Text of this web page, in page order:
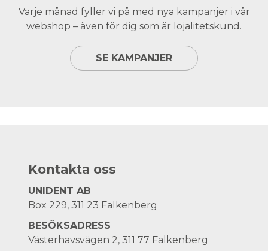
Varje månad fyller vi på med nya kampanjer i vår
webshop – även för dig som är lojalitetskund.
SE KAMPANJER
Kontakta oss
UNIDENT AB
Box 229, 311 23 Falkenberg
BESÖKSADRESS
Västerhavsvägen 2, 311 77 Falkenberg